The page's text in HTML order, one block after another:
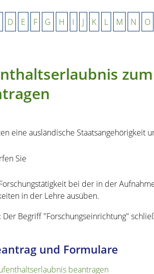
D E F G H I J K L M N O
eine ausländische Staatsangehörigkeit
Sie
bei der in der
in der Lehre ausüben.
Der Begriff "Forschungseinrichtung"
und Formulare
beantragen